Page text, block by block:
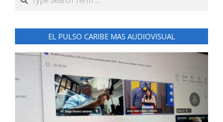
EL PULSO CARIBE MAS AUDIOVISUAL